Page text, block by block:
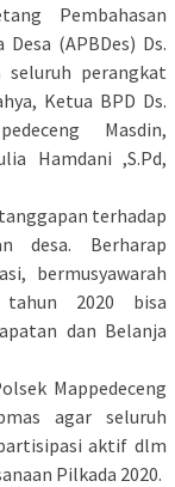
Pembahasan
(APBDes) Ds.
seluruh perangkat
Ketua BPD Ds.
Masdin,
Hamdani ,S.Pd,
terhadap
desa. Berharap
bermusyawarah
2020 bisa
dan Belanja
Mappedeceng
agar seluruh
aktif dlm
Pilkada 2020.